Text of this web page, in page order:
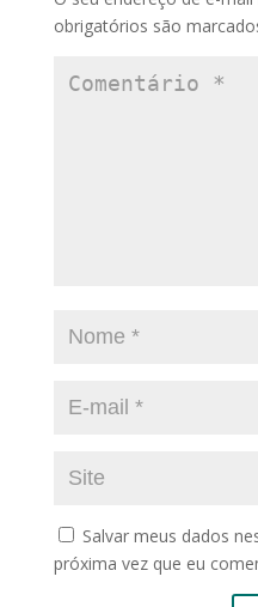
obrigatórios são
Salvar meus dados
próxima vez que eu